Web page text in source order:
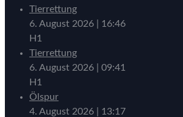
Tierrettung
6. August 2026
16:46
H1
Tierrettung
6. August 2026
09:41
H1
Ölspur
4. August 2026
13:17